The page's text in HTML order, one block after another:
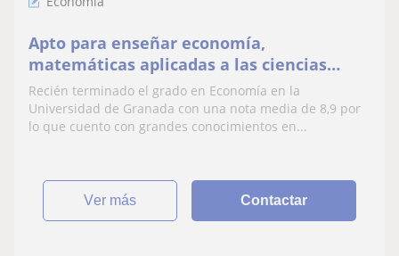
Apto para enseñar economía,
matemáticas aplicadas a las ciencias
sociales o similares a alumnos de
instituto.
Recién terminado el grado en Economía en la
Universidad de Granada con una nota media de 8,9 por
lo que cuento con grandes conocimientos en...
ver más Contactar